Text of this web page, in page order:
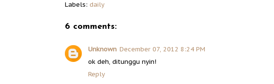
Labels: daily
6 comments:
Unknown December 07, 2012 8:24 PM
ok deh, ditunggu nyin!
Reply